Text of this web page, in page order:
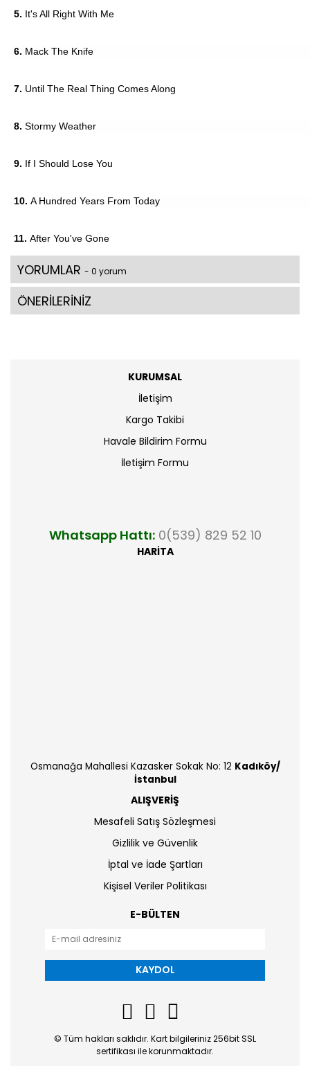
5. It's All Right With Me
6. Mack The Knife
7. Until The Real Thing Comes Along
8. Stormy Weather
9. If I Should Lose You
10. A Hundred Years From Today
11. After You've Gone
YORUMLAR - 0 yorum
ÖNERİLERİNİZ
KURUMSAL
İletişim
Kargo Takibi
Havale Bildirim Formu
İletişim Formu
Whatsapp Hattı: 0(539) 829 52 10
HARİTA
Osmanağa Mahallesi Kazasker Sokak No: 12 Kadıköy/
İstanbul
ALIŞVERİŞ
Mesafeli Satış Sözleşmesi
Gizlilik ve Güvenlik
İptal ve İade Şartları
Kişisel Veriler Politikası
E-BÜLTEN
KAYDOL
© Tüm hakları saklıdır. Kart bilgileriniz 256bit SSL
sertifikası ile korunmaktadır.